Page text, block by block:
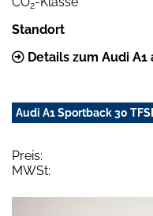
2
Standort
Details zum Audi A1
Audi A1 Sportback 30
Preis:
MWSt: